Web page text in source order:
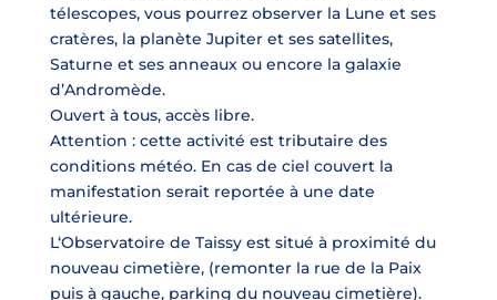
télescopes, vous pourrez observer la Lune et ses
cratères, la planète Jupiter et ses satellites,
Saturne et ses anneaux ou encore la galaxie
d’Andromède.
Ouvert à tous, accès libre.
Attention : cette activité est tributaire des
conditions météo. En cas de ciel couvert la
manifestation serait reportée à une date
ultérieure.
L‘Observatoire de Taissy est situé à proximité du
nouveau cimetière, (remonter la rue de la Paix
puis à gauche, parking du nouveau cimetière).